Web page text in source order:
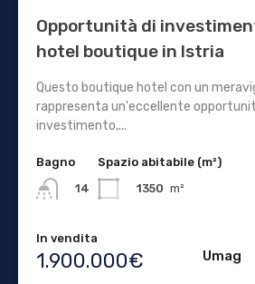
Opportunità di
hotel boutique in Istria
Questo boutique hotel con un
rappresenta un'eccellente
investimento,...
Bagno
14
Spazio abitabile (m²)
1350 m²
In vendita
1.900.000€ Umag